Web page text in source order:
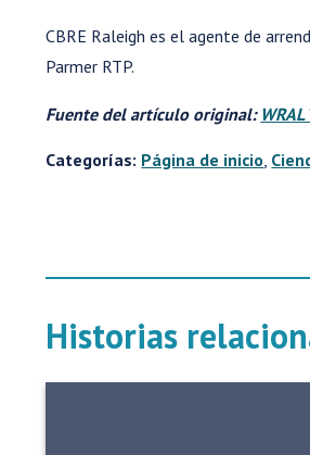
CBRE Raleigh es el agente de
Parmer RTP.
Fuente del artículo original:
Categorías: Página de inicio
Historias